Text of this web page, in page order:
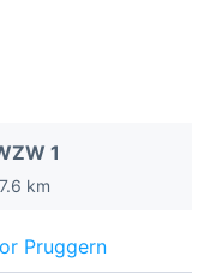
1
km
Pruggern